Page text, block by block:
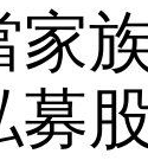
家
募